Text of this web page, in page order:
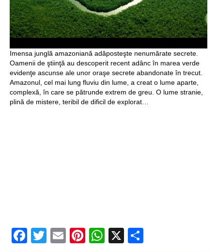
Imensa junglă amazoniană adăposteşte nenumărate secrete.
Oamenii de ştiinţă au descoperit recent adânc în marea verde
evidenţe ascunse ale unor oraşe secrete abandonate în trecut.
Amazonul, cel mai lung fluviu din lume, a creat o lume aparte,
complexă, în care se pătrunde extrem de greu. O lume stranie,
plină de mistere, teribil de dificil de explorat…
Facebook
Twitter
EmailPinterest
WhatsApp
X